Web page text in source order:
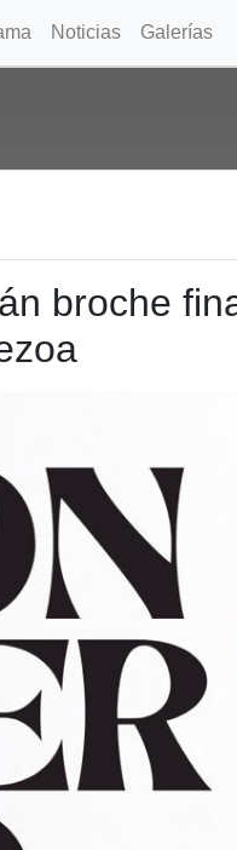
Noticias Galerías
broche